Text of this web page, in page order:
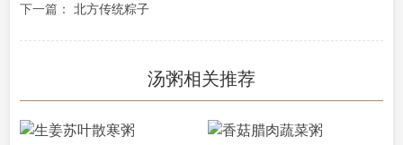
下一篇： 北方传统粽子
汤粥相关推荐